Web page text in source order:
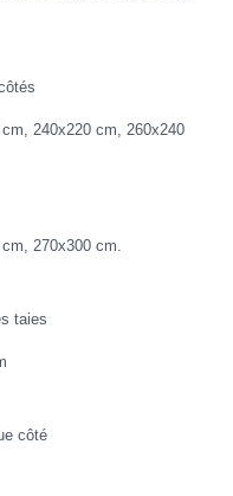
240x220 cm, 260x240
270x300 cm.
taies
côté